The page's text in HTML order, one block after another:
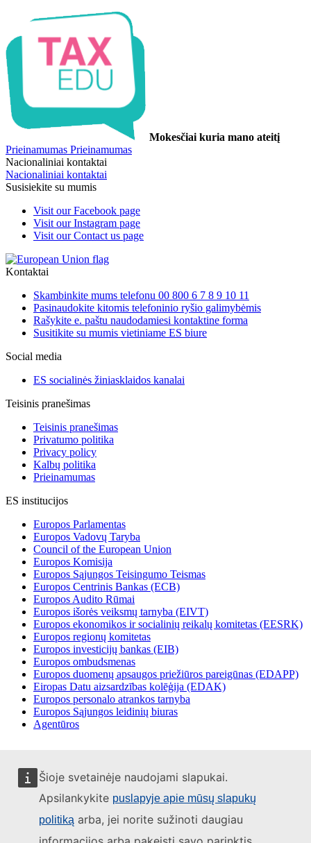
Šioje svetainėje naudojami slapukai.
Apsilankykite puslapyje apie mūsų slapukų
politiką arba, jei norite sužinoti daugiau
Mokesčiai kuria mano ateitį
Prieinamumas Prieinamumas
Nacionaliniai kontaktai
Nacionaliniai kontaktai
Susisiekite su mumis
Visit our Facebook page
Visit our Instagram page
Visit our Contact us page
Kontaktai
Skambinkite mums telefonu 00 800 6 7 8 9 10 11
Pasinaudokite kitomis telefoninio ryšio galimybėmis
Rašykite e. paštu naudodamiesi kontaktine forma
Susitikite su mumis vietiniame ES biure
Social media
ES socialinės žiniasklaidos kanalai
Teisinis pranešimas
Teisinis pranešimas
Privatumo politika
Privacy policy
Kalbų politika
Prieinamumas
ES institucijos
Europos Parlamentas
Europos Vadovų Taryba
Council of the European Union
Europos Komisija
Europos Sąjungos Teisingumo Teismas
Europos Centrinis Bankas (ECB)
Europos Audito Rūmai
Europos išorės veiksmų tarnyba (EIVT)
Europos ekonomikos ir socialinių reikalų komitetas (EESRK)
Europos regionų komitetas
Europos investicijų bankas (EIB)
Europos ombudsmenas
Europos duomenų apsaugos priežiūros pareigūnas (EDAPP)
Eiropas Datu aizsardzības kolēģija (EDAK)
Europos personalo atrankos tarnyba
Europos Sąjungos leidinių biuras
Agentūros